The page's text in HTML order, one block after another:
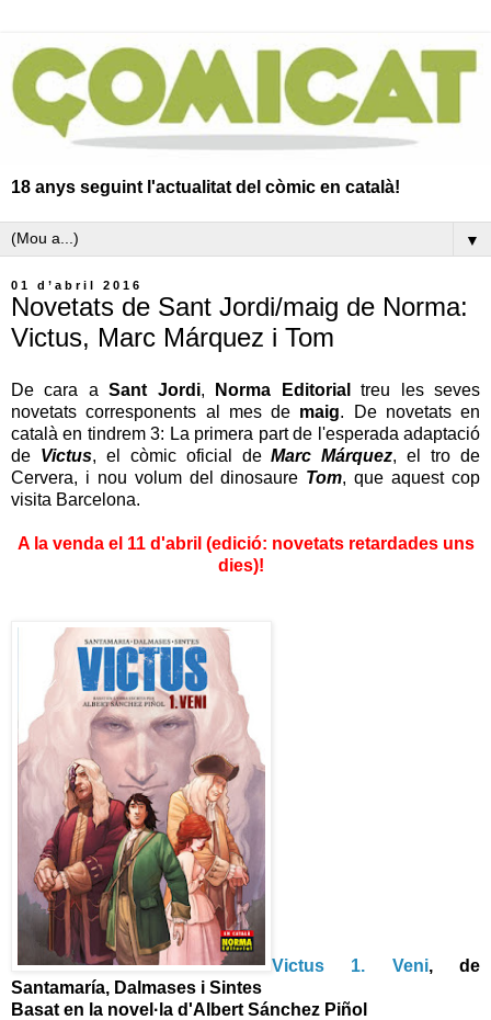
18 anys seguint l'actualitat del còmic en català!
▼
01 d’abril 2016
Novetats de Sant Jordi/maig de Norma:
Victus, Marc Márquez i Tom
De cara aSant Jordi, Norma Editorial
treu les seves
novetats corresponents al mes de maig. De novetats en
català en tindrem 3: La primera part de l'esperada adaptació
de Victus, el còmic oficial deMarc Márquez, el tro de
Cervera, i nou volum del dinosaure Tom, que aquest cop
visita Barcelona.
A la venda el 11 d'abril (edició: novetats retardades uns
dies)!
Victus 1. Veni, de
Santamaría, Dalmases i Sintes
Basat en la novel·la d'Albert Sánchez Piñol